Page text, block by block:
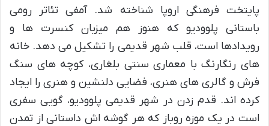
پایتخت فرهنگی اروپا شناخته شد. آمفی تئاتر رومی
باستانی پلوودیو که هنوز هم میزبان کنسرت ها و
رویدادها است، قلب شهر قدیمی را تشکیل می دهد. خانه
های رنگارنگ با معماری سنتی بلغاری، کوچه های سنگ
فرش و گالری های هنری، فضایی دلنشین و هنری را ایجاد
کرده اند. قدم زدن در شهر قدیمی پلوودیو، گویی سفری
است در یک موزه روباز که هر گوشه اش داستانی از تمدن